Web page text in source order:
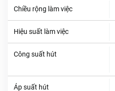
Chiều rộng làm việc
Hiệu suất làm việc
Công suất hút
Áp suất hút